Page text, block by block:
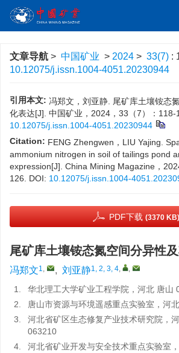
文章导航 > 中国矿业 > 2024 > 33(7) :
10.12075/j.issn.1004-4051.20230944
引用本文: 冯郑文，刘亚静. 尾矿库土壤铵态
化表达[J]. 中国矿业，2024，33（7）：118-
10.12075/j.issn.1004-4051.20230944
Citation: FENG Zhengwen，LIU Yajing.
ammonium nitrogen in soil of tailings pond
expression[J]. China Mining Magazine，
126.
DOI: 10.12075/j.issn.1004-
PDF下载 (3370 KB)
尾矿库土壤铵态氮空间分异性
冯郑文1, , 刘亚静1, 2, 3, 4, ,
1.
华北理工大学矿业工程学院，河北 唐山
2.
唐山市资源与环境遥感重点实验室，河
3.
河北省矿区生态修复产业技术研究院，
063210
4.
河北省矿业开发与安全技术重点实验室